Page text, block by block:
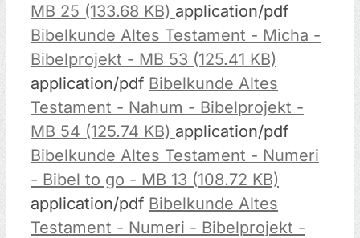
MB 25 (133.68 KB) application/pdf
Bibelkunde Altes Testament - Micha -
Bibelprojekt - MB 53 (125.41 KB)
application/pdf Bibelkunde Altes
Testament - Nahum - Bibelprojekt -
MB 54 (125.74 KB) application/pdf
Bibelkunde Altes Testament - Numeri
- Bibel to go - MB 13 (108.72 KB)
application/pdf Bibelkunde Altes
Testament - Numeri - Bibelprojekt -